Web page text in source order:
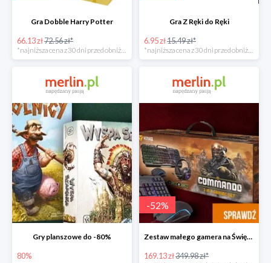
Gra Dobble Harry Potter
66.13 zł72.56 zł*
*najniższa cena z 30 dni przed obniżką
Gra Z Ręki do Ręki
6.95 zł15.49 zł*
*najniższa cena z 30 dni przed obniżką
Gry planszowe do -80%
80%
-52%
Zestaw małego gamera na Święta w super cenie
169.13 zł349.98 zł*